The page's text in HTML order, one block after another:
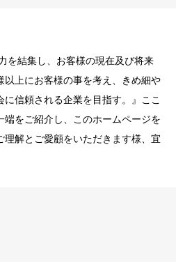
を結集し、お客様の現在及び将来
以上にお客様の事を考え、きめ細や
信頼される企業を目指す。』ここ
端をご紹介し、このホームページを
解とご愛顧をいただきます様、宜